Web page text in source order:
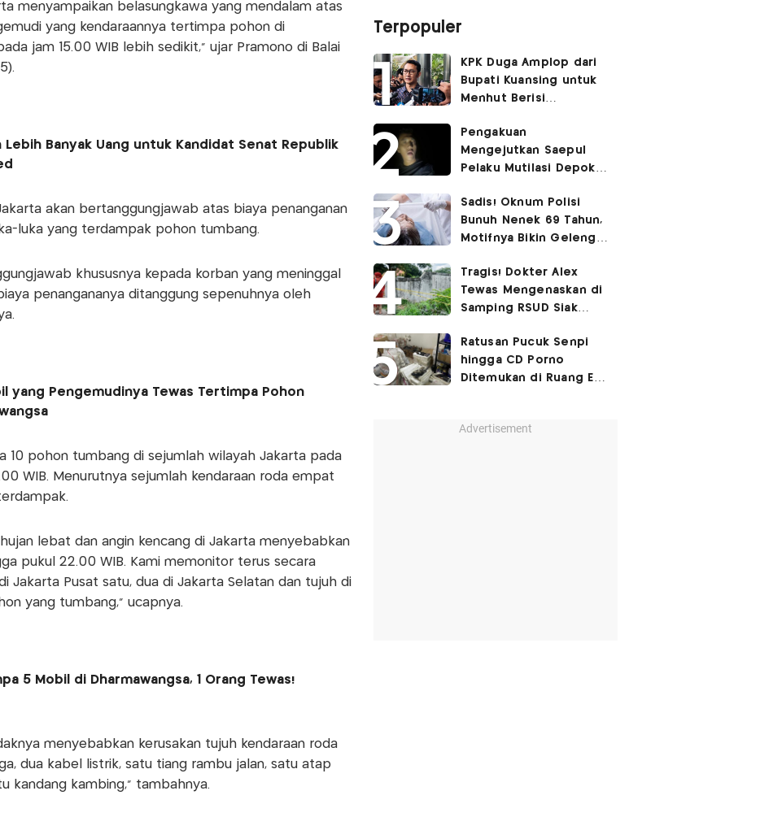
menyampaikan belasungkawa yang mendalam atas
yang kendaraannya tertimpa pohon di
jam 15.00 WIB lebih sedikit," ujar Pramono di Balai
Lebih Banyak Uang untuk Kandidat Senat Republik
akan bertanggungjawab atas biaya penanganan
luka yang terdampak pohon tumbang.
khususnya kepada korban yang meninggal
penangananya ditanggung sepenuhnya oleh
yang Pengemudinya Tewas Tertimpa Pohon
10 pohon tumbang di sejumlah wilayah Jakarta pada
WIB. Menurutnya sejumlah kendaraan roda empat
lebat dan angin kencang di Jakarta menyebabkan
pukul 22.00 WIB. Kami memonitor terus secara
Jakarta Pusat satu, dua di Jakarta Selatan dan tujuh di
yang tumbang," ucapnya.
5 Mobil di Dharmawangsa, 1 Orang Tewas!
menyebabkan kerusakan tujuh kendaraan roda
dua kabel listrik, satu tiang rambu jalan, satu atap
kandang kambing," tambahnya.
Terpopuler
KPK Duga Amplop dari
Bupati Kuansing untuk
Menhut Berisi
Pengembaliannya
Belum Utuh
Pengakuan
Mengejutkan Saepul
Pelaku Mutilasi Depok:
Korban di Kontrakan
Sadis! Oknum Polisi
Bunuh Nenek 69 Tahun,
Motifnya Bikin Geleng
Tragis! Dokter Alex
Tewas Mengenaskan di
Samping RSUD Siak
Rocuronium
Ratusan Pucuk Senpi
hingga CD Porno
Ditemukan di Ruang Eks
Advertisement